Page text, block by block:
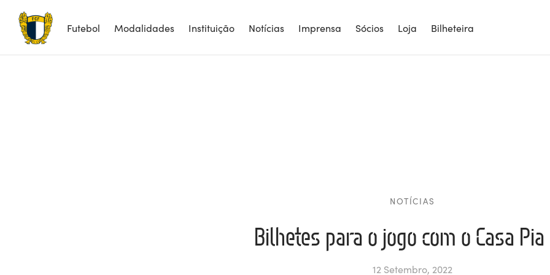
Futebol Modalidades Instituição Notícias Imprensa Sócios Loja Bilheteira
NOTÍCIAS
Bilhetes para o jogo com o Casa Pia
12 Setembro, 2022